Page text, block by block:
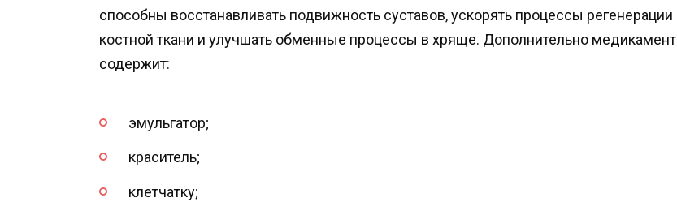
способны восстанавливать подвижность суставов, ускорять процессы регенерации
костной ткани и улучшать обменные процессы в хряще. Дополнительно медикамент
содержит:
эмульгатор;
краситель;
клетчатку;